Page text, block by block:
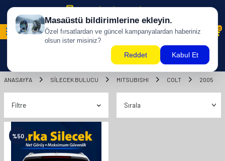
500 TL ÜZERİ KARGO BİZDEN !
0
ANASAYFA SILECEK BULUCU MITSUBISHI COLT 2005
Filtre
%50